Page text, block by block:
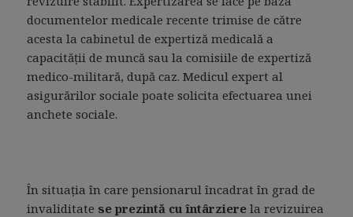
documentelor medicale recente trimise de către
acesta la cabinetul de expertiză medicală a
capacităţii de muncă sau la comisiile de expertiză
medico-militară, după caz. Medicul expert al
asigurărilor sociale poate solicita efectuarea unei
anchete sociale.
În situaţia în care pensionarul încadrat în grad de
invaliditate se prezintă cu întârziere la revizuirea